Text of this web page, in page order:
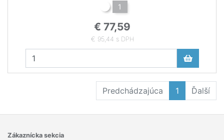
1
€ 77,59
€ 95,44 s DPH
Predchádzajúca 1 Ďalší
Zákaznícka sekcia